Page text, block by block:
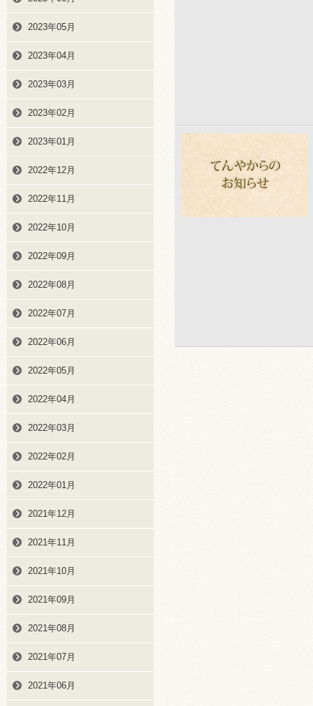
2023年05月
2023年04月
2023年03月
2023年02月
2023年01月
2022年12月
2022年11月
2022年10月
2022年09月
2022年08月
2022年07月
2022年06月
2022年05月
2022年04月
2022年03月
2022年02月
2022年01月
2021年12月
2021年11月
2021年10月
2021年09月
2021年08月
2021年07月
2021年06月